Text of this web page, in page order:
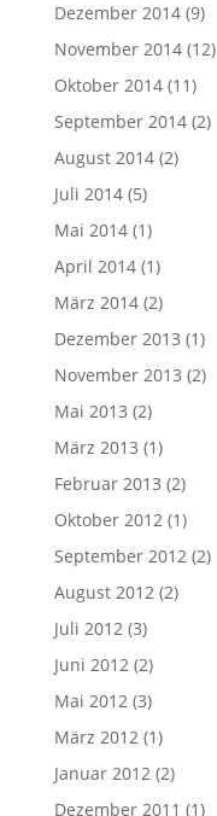
Dezember 2014(9)
November 2014(12)
Oktober 2014(11)
September 2014(2)
August 2014(2)
Juli 2014(5)
Mai 2014(1)
April 2014(1)
März 2014(2)
Dezember 2013 (1)
November 2013 (2)
Mai 2013 (2)
März 2013 (1)
Februar 2013 (2)
Oktober 2012(1)
September 2012(2)
August 2012(2)
Juli 2012(3)
Juni 2012(2)
Mai 2012(3)
März 2012(1)
Januar 2012(2)
Dezember 2011 (1)